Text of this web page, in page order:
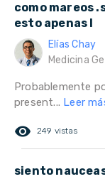
como mareos
esto apenas l
Elías Chay
Medicina
Probablemente
present... Leer
remove_red_eye 249 vistas
siento